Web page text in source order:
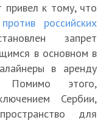
привел к тому, что
российских
запрет
в основном в
в аренду
Помимо этого,
Сербии,
для